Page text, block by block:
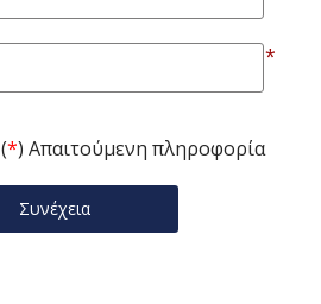
*
(*) Απαιτούμενη πληροφορία